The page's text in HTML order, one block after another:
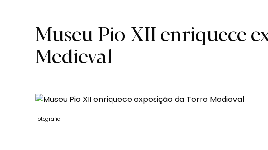
Museu Pio XII enriquece
Medieval
Fotografia